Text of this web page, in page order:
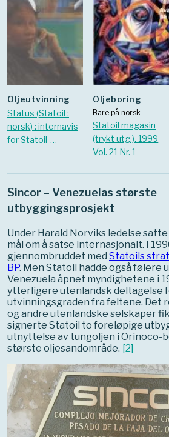
Oljeutvinning
Status (Statoil :
norsk) : internavis
for Statoil-
Oljeboring
Bare på norsk
Statoil magasin
(trykt utg.). 1999
Vol. 21 Nr. 1
Sincor – Venezuelas største
utbyggingsprosjekt
Under Harald Norviks ledelse
mål om å satse internasjonalt. I
gjennombruddet med Statoils
BP. Men Statoil hadde også følere
Venezuela åpnet myndighetene i
ytterligere utenlandsk deltagelse
utvinningsgraden fra feltene. Det
og andre utenlandske selskaper
signerte Statoil to foreløpige
utnyttelse av tungoljen i Orinoco-
største oljesandområde. [2]